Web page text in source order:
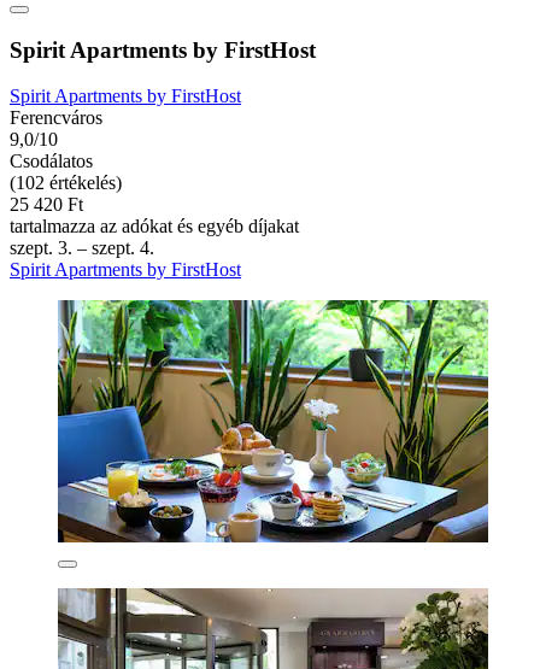
Spirit Apartments by FirstHost
Spirit Apartments by FirstHost
Ferencváros
9,0/10
Csodálatos
(102 értékelés)
25 420 Ft
tartalmazza az adókat és egyéb díjakat
szept. 3. – szept. 4.
Spirit Apartments by FirstHost